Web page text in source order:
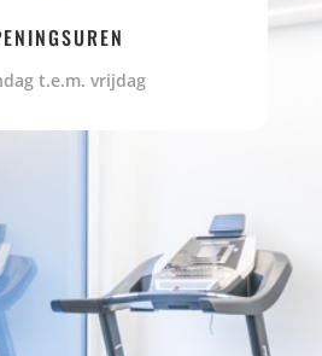
t.e.m. vrijdag